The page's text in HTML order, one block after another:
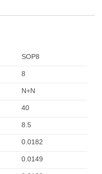
SOP8
8
N+N
40
8.5
0.0182
0.0149